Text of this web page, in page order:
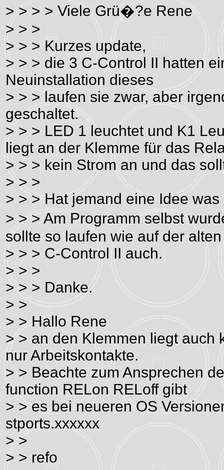
> > > > Viele Grü�?e Rene
> > >
> > > Kurzes update,
> > > die 3 C-Control II hatten
Neuinstallation dieses
> > > laufen sie zwar, aber
geschaltet.
> > > LED 1 leuchtet und K1
liegt an der Klemme für das
> > > kein Strom an und das
> > >
> > > Hat jemand eine Idee
> > > Am Programm selbst
sollte so laufen wie auf der alten
> > > C-Control II auch.
> > >
> > > Danke.
> >
> > Hallo Rene
> > an den Klemmen liegt auch
nur Arbeitskontakte.
> > Beachte zum Ansprechen
function RELon RELoff gibt
> > es bei neueren OS
stports.xxxxxx
> >
> > refo